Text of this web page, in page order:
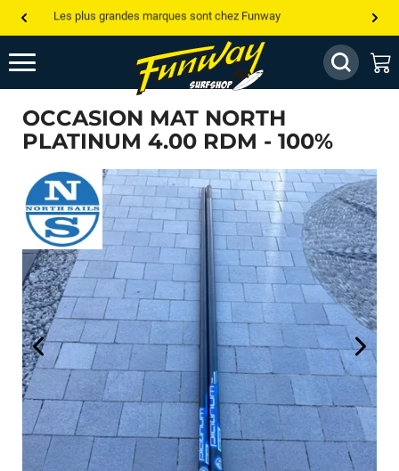
Les plus grandes marques sont chez Funway
Jusqu’à -75% de remise sur le windsurf, wingfoil, etc...
💰 Meilleur prix garanti — Moins cher ailleurs ? On s’aligne !
Besoin de conseils de pro ? Appelle nous !
OCCASION MAT NORTH
PLATINUM 4.00 RDM - 100%